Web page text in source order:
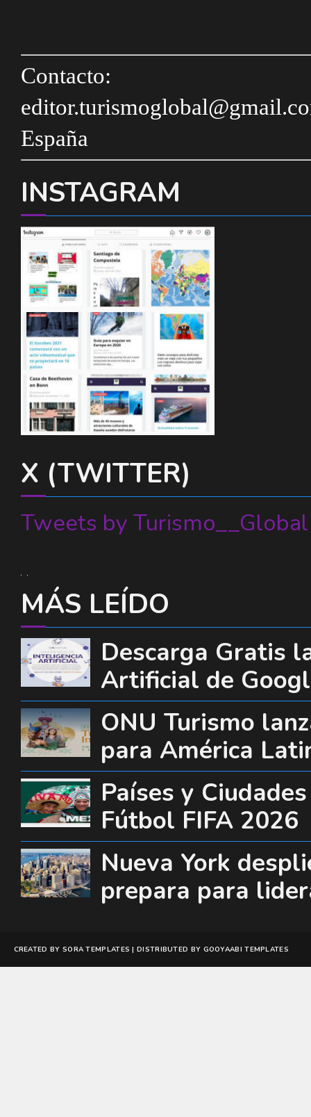
Contacto:
España
INSTAGRAM
X (TWITTER)
Tweets by Turismo__Global
MÁS LEÍDO
Descarga Gratis
Artificial de
ONU Turismo
para América
Países y
Fútbol FIFA 2026
Nueva York
prepara para
CREATED BY SORA TEMPLATES | DISTRIBUTED BY GOOYAABI TEMPLATES